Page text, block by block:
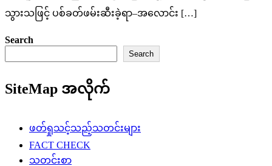
သွားသဖြင့် ပစ်ခတ်ဖမ်းဆီးခဲ့ရာ–အလောင်း […]
Search
Search
SiteMap အလိုက်
ဖတ်ရှုသင့်သည့်သတင်းများ
FACT CHECK
သတင်းစာ